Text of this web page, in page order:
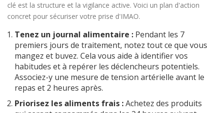
clé est la structure et la vigilance active. Voici un plan d'action
concret pour sécuriser votre prise d'IMAO.
Tenez un journal alimentaire : Pendant les 7
premiers jours de traitement, notez tout ce que vous
mangez et buvez. Cela vous aide à identifier vos
habitudes et à repérer les déclencheurs potentiels.
Associez-y une mesure de tension artérielle avant le
repas et 2 heures après.
Priorisez les aliments frais :Achetez des produits